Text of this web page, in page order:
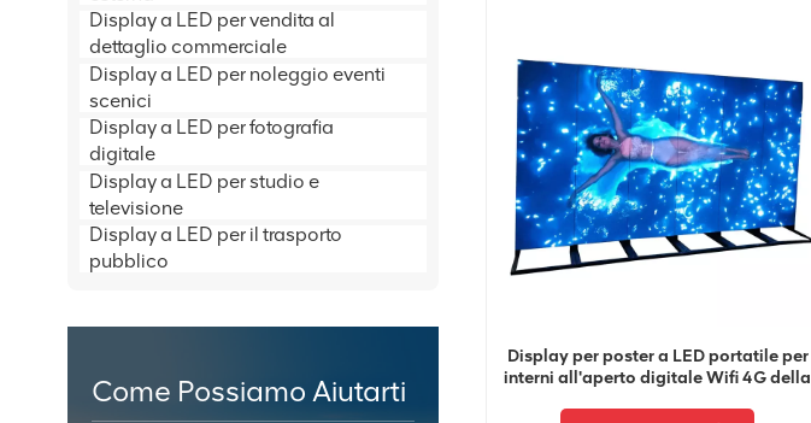
Display a LED per vendita al
dettaglio commerciale
Display a LED per noleggio eventi
scenici
Display a LED per fotografia
digitale
Display a LED per studio e
televisione
Display a LED per il trasporto
pubblico
Come Possiamo Aiutarti
Display per poster a LED portatile per
interni all'aperto digitale Wifi 4G della